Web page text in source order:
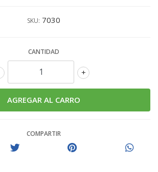
SKU: 7030
CANTIDAD
+
COMPARTIR